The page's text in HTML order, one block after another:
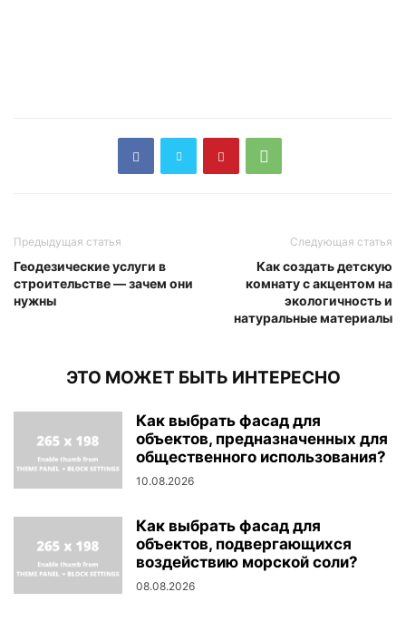
Предыдущая статья
Геодезические услуги в
строительстве — зачем они
нужны
Следующая статья
Как создать детскую
комнату с акцентом на
экологичность и
натуральные материалы
ЭТО МОЖЕТ БЫТЬ ИНТЕРЕСНО
Как выбрать фасад для
объектов, предназначенных для
общественного использования?
10.08.2026
Как выбрать фасад для
объектов, подвергающихся
воздействию морской соли?
08.08.2026